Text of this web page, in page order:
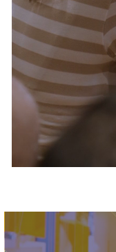
Servizi e
Contatti
FAQ